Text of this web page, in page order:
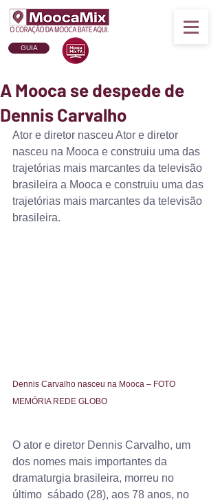
GUIA
A Mooca se despede de
Dennis Carvalho
Ator e diretor nasceu Ator e diretor
nasceu na Mooca e construiu uma das
trajetórias mais marcantes da televisão
brasileira a Mooca e construiu uma das
trajetórias mais marcantes da televisão
brasileira.
Dennis Carvalho nasceu na Mooca – FOTO
MEMÓRIA REDE GLOBO
O ator e diretor Dennis Carvalho, um
dos nomes mais importantes da
dramaturgia brasileira, morreu no
último  sábado (28), aos 78 anos, no